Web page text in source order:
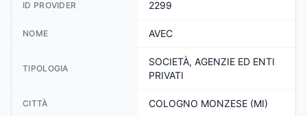
ID PROVIDER 2299
NOME AVEC
TIPOLOGIA
SOCIETÀ, AGENZIE ED ENTI
PRIVATI
CITTÀ COLOGNO MONZESE (MI)